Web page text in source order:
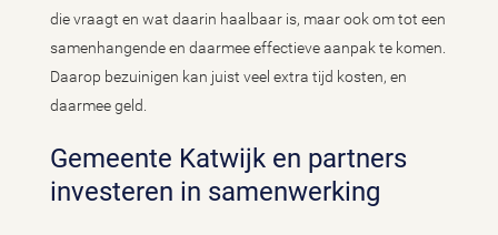
die vraagt en wat daarin haalbaar is, maar ook om tot een
samenhangende en daarmee effectieve aanpak te komen.
Daarop bezuinigen kan juist veel extra tijd kosten, en
daarmee geld.
Gemeente Katwijk en partners
investeren in samenwerking